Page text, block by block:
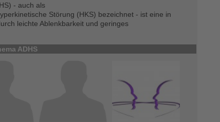
- auch als
Störung (HKS) bezeichnet - ist eine in
leichte Ablenkbarkeit und geringes
ADHS